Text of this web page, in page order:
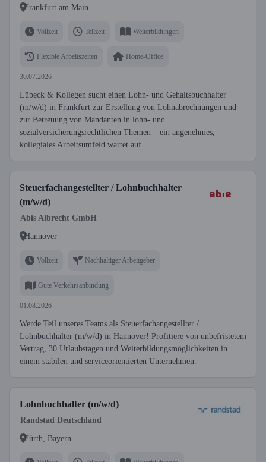
Frankfurt am Main
Vollzeit Teilzeit Weiterbildungen
Flexible Arbeitszeiten Home-Office
30.07.2026
Lübeck & Kollegen sucht einen Lohn- und Gehaltsbuchhalter
(m/w/d) in Frankfurt zur Erstellung von Lohnabrechnungen und
zur Betreuung von Mandanten in lohn- und
sozialversicherungsrechtlichen Themen – ein angenehmes,
kollegiales Arbeitsumfeld wartet auf ...
Steuerfachangestellter / Lohnbuchhalter
(m/w/d)
Abis Albrecht GmbH
Hannover
Vollzeit Nachhaltiger Arbeitgeber
Gute Verkehrsanbindung
01.08.2026
Werde Teil unseres Teams als Steuerfachangestellter /
Lohnbuchhalter (m/w/d) in Hannover! Profitiere von unbefristetem
Vertrag, 30 Urlaubstagen und Weiterbildungsmöglichkeiten in
einem stabilen und serviceorientierten Unternehmen.
Lohnbuchhalter (m/w/d)
Randstad Deutschland
Fürth, Bayern